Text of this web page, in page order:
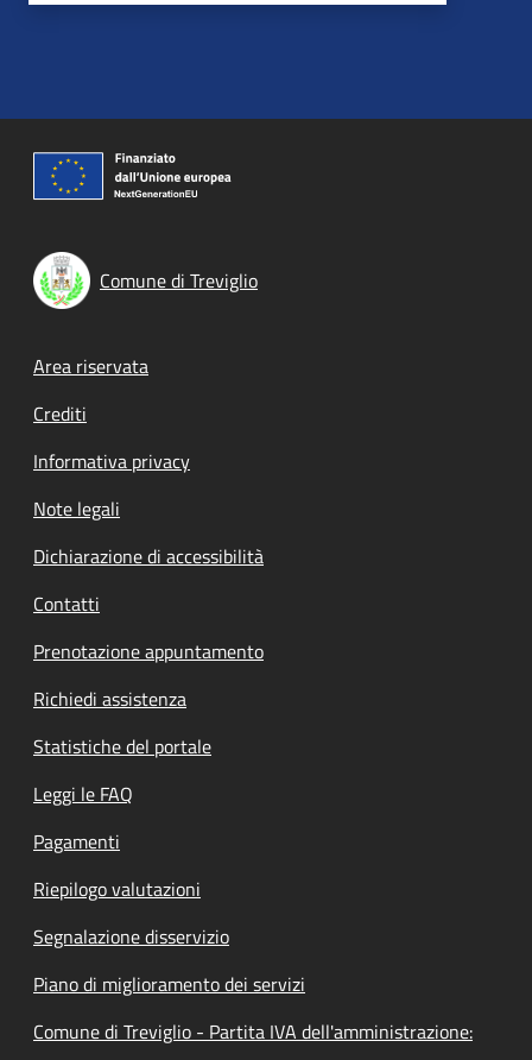
Comune di Treviglio
Footer menu
Area riservata
Crediti
Informativa privacy
Note legali
Dichiarazione di accessibilità
Contatti
Prenotazione appuntamento
Richiedi assistenza
Statistiche del portale
Leggi le FAQ
Pagamenti
Riepilogo valutazioni
Segnalazione disservizio
Piano di miglioramento dei servizi
Comune di Treviglio - Partita IVA dell'amministrazione: